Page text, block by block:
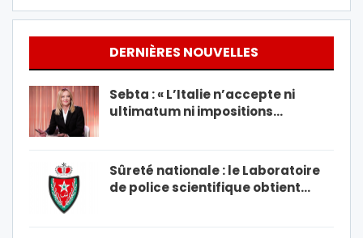
DERNIÈRES NOUVELLES
Sebta : « L’Italie n’accepte ni
ultimatum ni impositions…
Sûreté nationale : le Laboratoire
de police scientifique obtient…